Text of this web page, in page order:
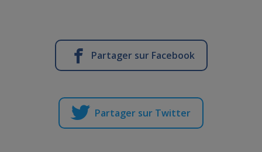
Partager sur Facebook
Partager sur Twitter